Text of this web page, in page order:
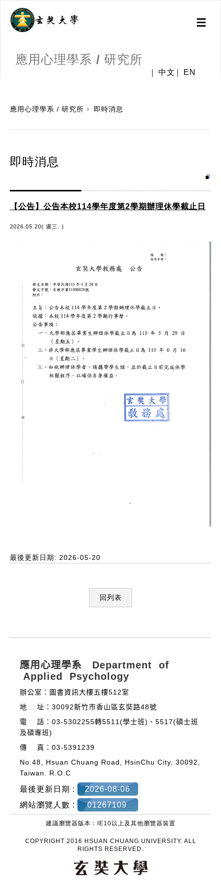
Toggle
應用心理學系 / 研究所
中文 EN
應用心理學系 / 研究所 即時消息
即時消息
【公告】公告本校114學年度第2學期辦理休學截止日
2026.05.20( 週三. )
最後更新日期: 2026-05-20
回列表
應用心理學系 Department of
Applied Psychology
辦公室：圖書資訊大樓五樓512室
地 址：30092新竹市香山區玄奘路48號
電 話：03-5302255轉5511(學士班)、5517(碩士班
及碩專班)
傳 真：03-5391239
No.48, Hsuan Chuang Road, HsinChu City, 30092,
Taiwan. R.O.C
最後更新日期 :
2026-08-06
網站瀏覽人數 :
01267109
建議瀏覽器版本：IE10以上及其他瀏覽器裝置
COPYRIGHT 2016 HSUAN CHUANG UNIVERSITY. ALL
RIGHTS RESERVED.